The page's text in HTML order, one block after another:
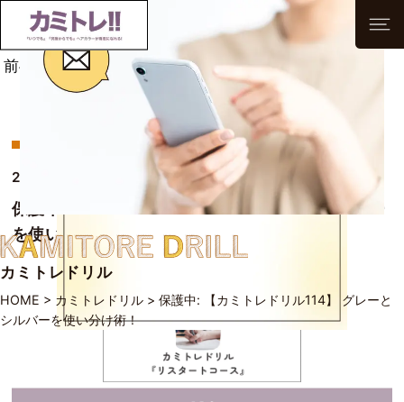
カミトレドリル
HOME > カミトレドリル > 保護中: 【カミトレドリル114】 グレーと
シルバーを使い分け術！
前へ 次へ
2026/05/20
保護中: 【カミトレドリル114】 グレーとシルバー
を使い分け術！